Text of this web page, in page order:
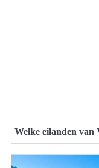
Welke eilanden van